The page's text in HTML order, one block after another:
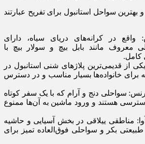
سواحل استانبول برای تفریح عبارتند
واقع در کرانه‌های دریای سیاه، دارای
معروف مانند بابل بیچ و سولار بیچ با
کامل.
از قدیمی‌ترین پلاژهای شنی استانبول در
برای خانواده‌ها بسیار مناسب و در دسترس
سواحلی دنج و آرام که با یک سفر کوتاه
هستند و ورود ماشین به آن‌ها ممنوع
مناطقی ییلاقی در بخش آسیایی و حاشیه
بکر و سواحلی فوق‌العاده تمیز برای